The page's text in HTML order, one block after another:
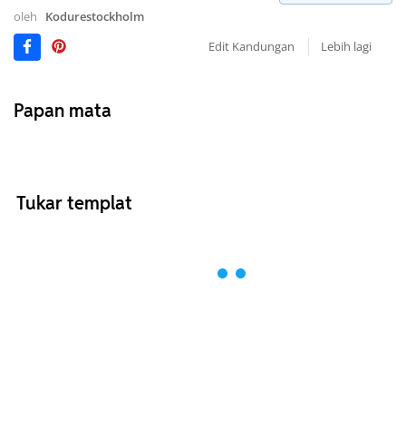
oleh
Kodurestockholm
Edit Kandungan
Lebih lagi
Papan mata
Tukar templat